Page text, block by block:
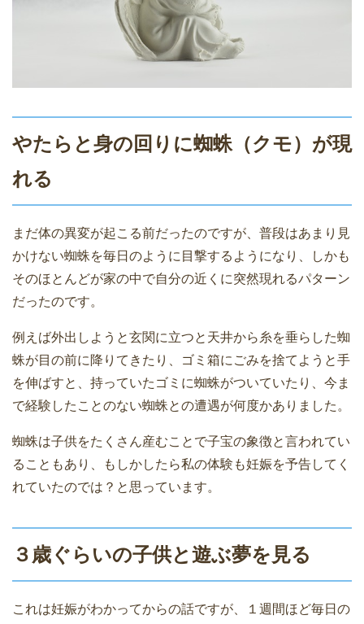
やたらと身の回りに蜘蛛（クモ）が現
れる
まだ体の異変が起こる前だったのですが、普段はあまり見
かけない蜘蛛を毎日のように目撃するようになり、しかも
そのほとんどが家の中で自分の近くに突然現れるパターン
だったのです。
例えば外出しようと玄関に立つと天井から糸を垂らした蜘
蛛が目の前に降りてきたり、ゴミ箱にごみを捨てようと手
を伸ばすと、持っていたゴミに蜘蛛がついていたり、今ま
で経験したことのない蜘蛛との遭遇が何度かありました。
蜘蛛は子供をたくさん産むことで子宝の象徴と言われてい
ることもあり、もしかしたら私の体験も妊娠を予告してく
れていたのでは？と思っています。
３歳ぐらいの子供と遊ぶ夢を見る
これは妊娠がわかってからの話ですが、１週間ほど毎日の